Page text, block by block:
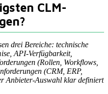
CLM-
drei Bereiche: technische
API-Verfügbarkeit,
(Rollen, Workflows,
(CRM, ERP,
Anbieter-Auswahl klar definiert